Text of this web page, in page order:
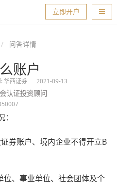
导航
立即开户
问答详情
账户
华西证券 2021-09-13
认证投资顾问
券账户、境内企业不得开立B
位、事业单位、社会团体及个